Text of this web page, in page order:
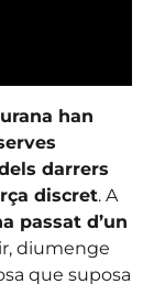
han
darrers
discret. A
passat d’un
diumenge
que suposa